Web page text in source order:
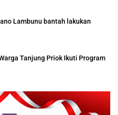
Lambunu bantah lakukan
Tanjung Priok Ikuti Program